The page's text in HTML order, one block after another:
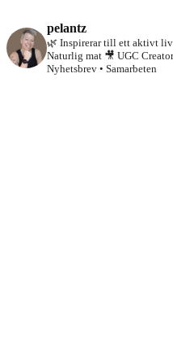
pelantz
🌿 Inspirerar till ett aktivt liv
Naturlig mat 🎥 UGC
Nyhetsbrev • Samarbeten